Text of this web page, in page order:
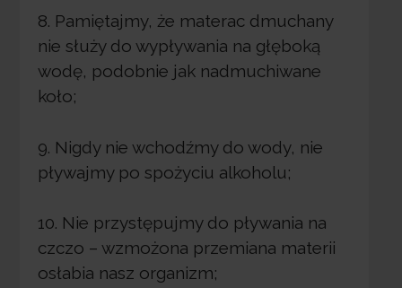
8. Pamiętajmy, że materac dmuchany
nie służy do wypływania na głęboką
wodę, podobnie jak nadmuchiwane
koło;
9. Nigdy nie wchodźmy do wody, nie
pływajmy po spożyciu alkoholu;
10. Nie przystępujmy do pływania na
czczo – wzmożona przemiana materii
osłabia nasz organizm;